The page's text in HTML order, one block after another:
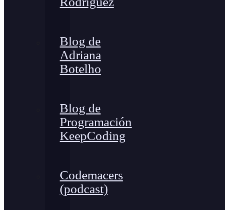
Blog de
Adriana
Botelho
Blog de
Programación
KeepCoding
Codemacers
(podcast)